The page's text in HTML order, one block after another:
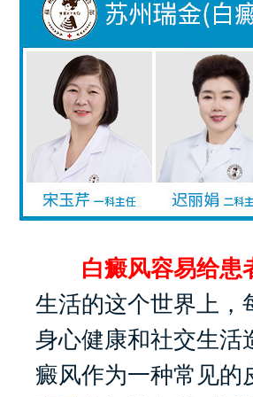
白癜风容易给患
生活的这个世界上，
身心健康和社交生活
癜风作为一种常见的